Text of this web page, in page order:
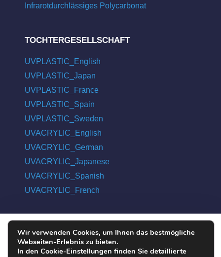
Infrarotdurchlässiges Polycarbonat
TOCHTERGESELLSCHAFT
UVPLASTIC_English
UVPLASTIC_Japan
UVPLASTIC_France
UVPLASTIC_Spain
UVPLASTIC_Sweden
UVACRYLIC_English
UVACRYLIC_German
UVACRYLIC_Japanese
UVACRYLIC_Spanish
UVACRYLIC_French
COPYRIGHT © 2004 - 2026 UVPLASTIC MATERIAL TECHNOLOGY
CO., LTD. ALL RIGHTS RESERVED
Wir verwenden Cookies, um Ihnen das bestmögliche
Webseiten-Erlebnis zu bieten.
In den Cookie-Einstellungen finden Sie detaillierte